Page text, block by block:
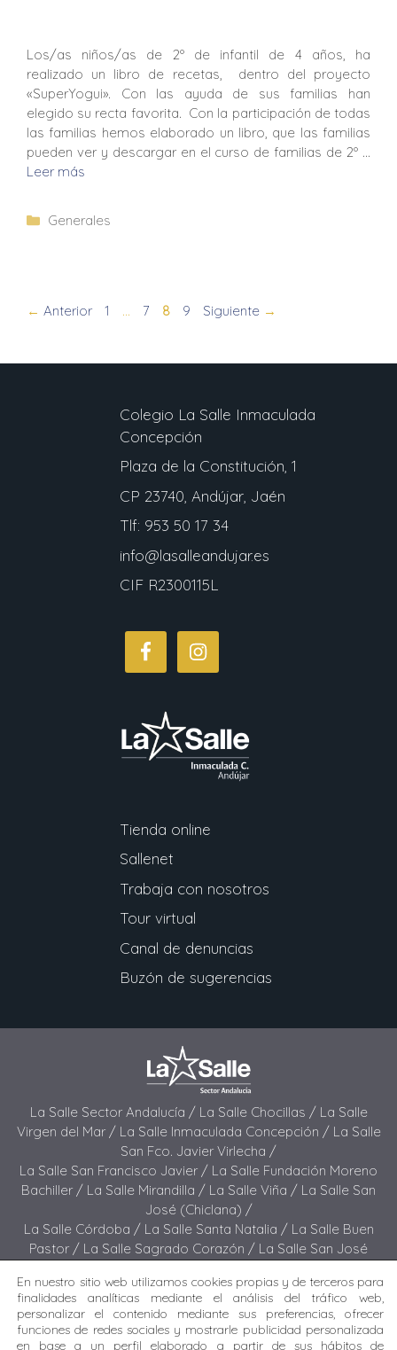
Los/as niños/as de 2º de infantil de 4 años, ha
realizado un libro de recetas, dentro del proyecto
«SuperYogui». Con las ayuda de sus familias han
elegido su recta favorita. Con la participación de todas
las familias hemos elaborado un libro, que las familias
pueden ver y descargar en el curso de familias de 2º …
Leer más
Generales
← Anterior 1 … 7 8 9 Siguiente →
Colegio La Salle Inmaculada
Concepción
Plaza de la Constitución, 1
CP 23740, Andújar, Jaén
Tlf: 953 50 17 34
info@lasalleandujar.es
CIF R2300115L
Tienda online
Sallenet
Trabaja con nosotros
Tour virtual
Canal de denuncias
Buzón de sugerencias
La Salle Sector Andalucía / La Salle Chocillas / La Salle
Virgen del Mar / La Salle Inmaculada Concepción / La Salle
San Fco. Javier Virlecha /
La Salle San Francisco Javier / La Salle Fundación Moreno
Bachiller / La Salle Mirandilla / La Salle Viña / La Salle San
José (Chiclana) /
La Salle Córdoba / La Salle Santa Natalia / La Salle Buen
Pastor / La Salle Sagrado Corazón / La Salle San José
La Salle Buen Consejo /La Salle El Carmen (San Fernando) /
La Salle San Francisco /La Salle Felipe Benito /La Salle La
Purísima
En nuestro sitio web utilizamos cookies propias y de terceros para
finalidades analíticas mediante el análisis del tráfico web,
personalizar el contenido mediante sus preferencias, ofrecer
funciones de redes sociales y mostrarle publicidad personalizada
en base a un perfil elaborado a partir de sus hábitos de